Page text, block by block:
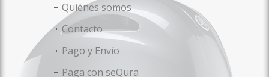
Quiénes somos
Contacto
Pago y Envío
Paga con seQura